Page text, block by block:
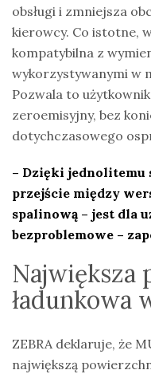
obsługi i zmniejsza
kierowcy. Co istotne,
kompatybilna z
wykorzystywanymi w
Pozwala to
zeroemisyjny, bez
dotychczasowego
– Dzięki jednolitemu
przejście między
spalinową – jest dla
bezproblemowe –
Największa
ładunkowa
ZEBRA deklaruje, że
największą